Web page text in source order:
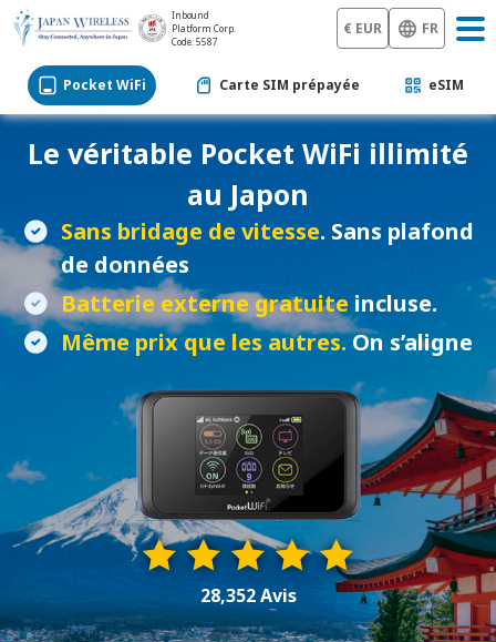
Inbound
Platform Corp.
Code: 5587
€ EUR FR
Pocket WiFi Carte SIM prépayée eSIM
Le véritable Pocket WiFi illimité
au Japon
Sans bridage de vitesse. Sans plafond
de données
Batterie externe gratuite incluse.
Même prix que les autres.On s’aligne
28,352 Avis